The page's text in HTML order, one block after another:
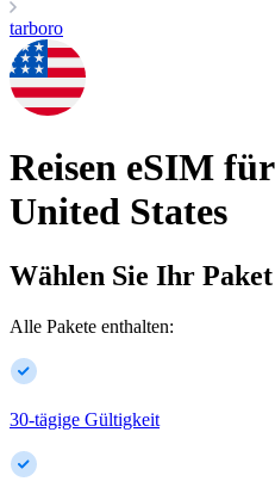
tarboro
Reisen eSIM für
United States
Wählen Sie Ihr Paket
Alle Pakete enthalten:
30-tägige Gültigkeit